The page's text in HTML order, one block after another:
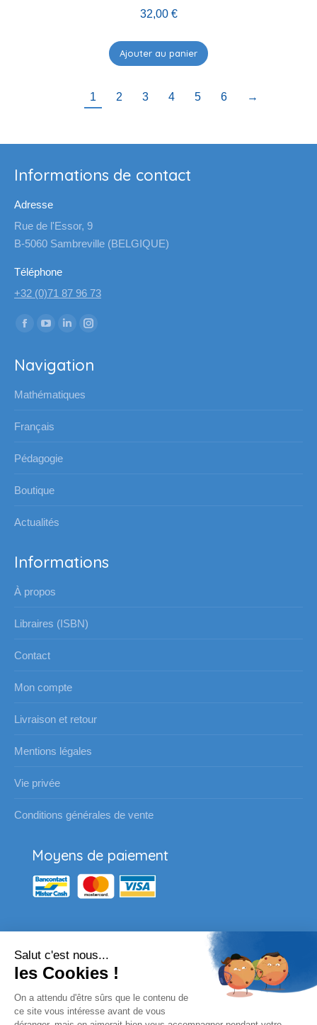
32,00 €
Ajouter au panier
1 2 3 4 5 6 →
Informations de contact
Adresse
Rue de l'Essor, 9
B-5060 Sambreville (BELGIQUE)
Téléphone
+32 (0)71 87 96 73
Trouvez nous sur :
La
Facebook
une
fenêtre
YouTube
une
fenêtre
LinkedIn
La
Instagram
Navigation
Mathématiques
Français
Pédagogie
Boutique
Actualités
Informations
À propos
Libraires (ISBN)
Contact
Mon compte
Livraison et retour
Mentions légales
Vie privée
Conditions générales de vente
Moyens de paiement
Nos partenaires
Vous souhaitez passer une
commande pour votre école ?
Salut c'est nous...
les Cookies !
On a attendu d'être sûrs que le contenu de
ce site vous intéresse avant de vous